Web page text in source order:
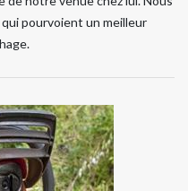
pourvoient un meilleur